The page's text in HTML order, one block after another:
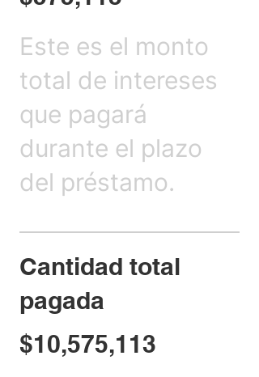
Este es el monto
total de intereses
que pagará
durante el plazo
del préstamo.
Cantidad total
pagada
$10,575,113